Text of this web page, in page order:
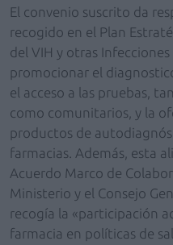
El convenio suscrito da
recogido en el Plan
del VIH y otras
promocionar el
el acceso a las pruebas,
como comunitarios, y la
productos de
farmacias. Además, esta
Acuerdo Marco de
Ministerio y el Consejo
recogía la «participación
farmacia en políticas de